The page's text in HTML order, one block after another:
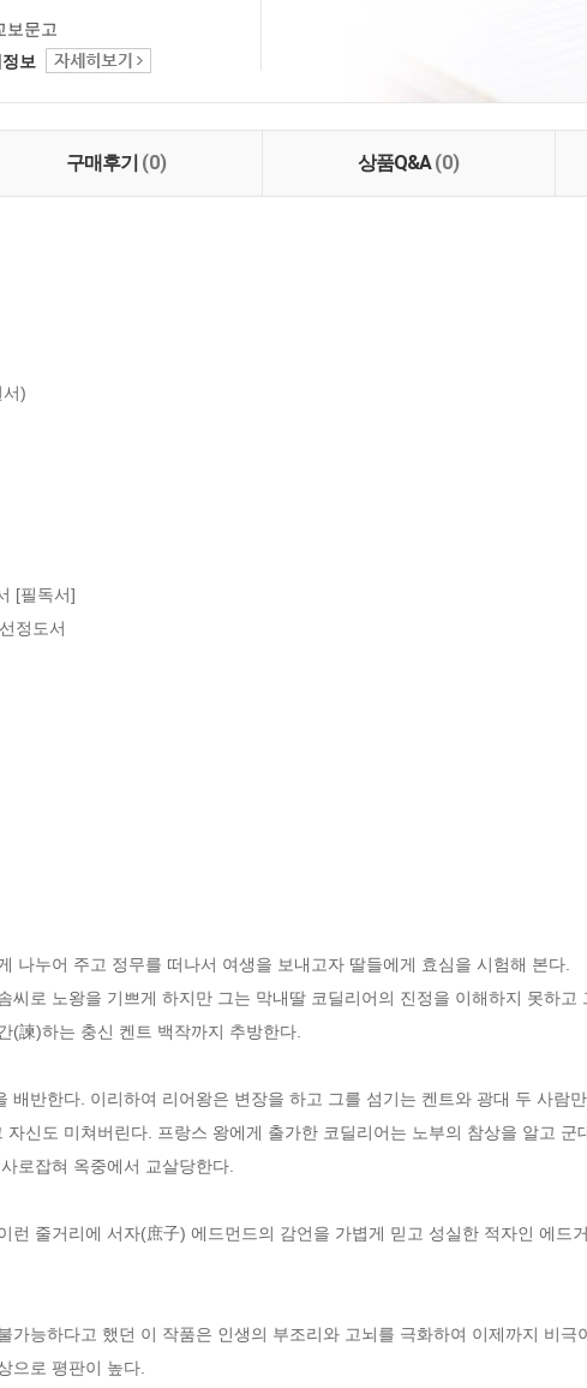
보문고
보
구매후기 (0) 상품Q&A(0)
)
[필독서]
정도서
나누어 주고 정무를 떠나서 여생을 보내고자 딸들에게 효심을 시험해 본다.
씨로 노왕을 기쁘게 하지만 그는 막내딸 코딜리어의 진정을 이해하지 못하고
(諫)하는 충신 켄트 백작까지 추방한다.
배반한다. 이리하여 리어왕은 변장을 하고 그를 섬기는 켄트와 광대 두 사람
신도 미쳐버린다. 프랑스 왕에게 출가한 코딜리어는 노부의 참상을 알고 군
로잡혀 옥중에서 교살당한다.
런 줄거리에 서자(庶子) 에드먼드의 감언을 가볍게 믿고 성실한 적자인 에드
가능하다고 했던 이 작품은 인생의 부조리와 고뇌를 극화하여 이제까지 비극
으로 평판이 높다.